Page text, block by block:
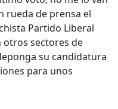
rueda de prensa el
Partido Liberal
otros sectores de
su candidatura
para unos